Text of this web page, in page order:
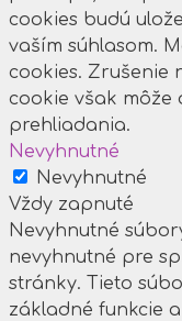
cookies budú
vaším súhlasom.
cookies. Zrušenie
cookie však môže
prehliadania.
Nevyhnutné
Nevyhnutné
Vždy zapnuté
Nevyhnutné
nevyhnutné pre
stránky. Tieto
základné funkcie